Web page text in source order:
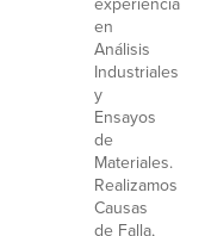
en
Análisis
Industriales
y
Ensayos
de
Materiales.
Realizamos
Causas
de Falla,